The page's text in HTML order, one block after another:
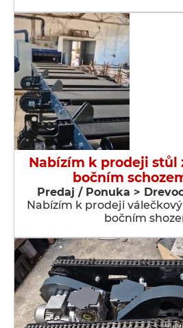
Nabízím k prodeji stůl
bočním
Predaj / Ponuka >
Nabízím k prodeji
bočním